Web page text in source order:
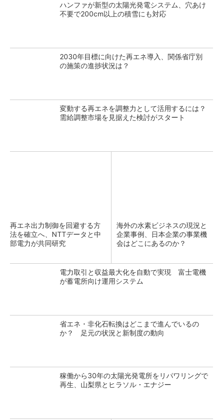
ハンファが新型の太陽光発電システム、穴あけ
不要で200cm以上の積雪にも対応
2030年目標に向けた再エネ導入、関係省庁別
の施策の進捗状況は？
変動する再エネを調整力として活用するには？
需給調整市場を見据えた検討がスタート
再エネ出力制御を回避する方
法を確立へ、NTTデータと中
部電力が共同研究
海外の水素ビジネスの現況と
企業事例、日本企業の事業機
会はどこにあるのか？
電力取引と収益最大化を自動で実現 富士電機
が蓄電所向け運用システム
省エネ・非化石転換はどこまで進んでいるの
か？ 足元の状況と新制度の動向
稼働から30年の太陽光発電所をリパワリングで
再生、山梨県とヒラソル・エナジー